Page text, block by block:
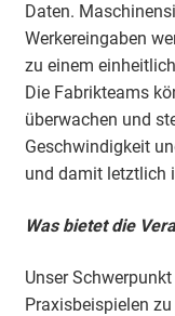
Daten.
Werkereingaben
zu einem
Die Fabrikteams
überwachen und
Geschwindigkeit
und damit letztlich
Was bietet die
Unser
Praxisbeispielen